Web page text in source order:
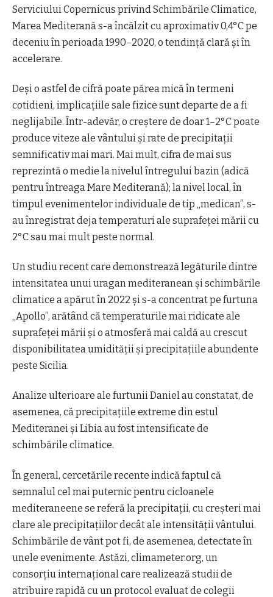
Serviciului Copernicus privind Schimbările Climatice,
Marea Mediterană s-a încălzit cu aproximativ 0,4°C pe
deceniu în perioada 1990–2020, o tendință clară și în
accelerare.
Deși o astfel de cifră poate părea mică în termeni
cotidieni, implicațiile sale fizice sunt departe de a fi
neglijabile. Într-adevăr, o creștere de doar 1–2°C poate
produce viteze ale vântului și rate de precipitații
semnificativ mai mari. Mai mult, cifra de mai sus
reprezintă o medie la nivelul întregului bazin (adică
pentru întreaga Mare Mediterană); la nivel local, în
timpul evenimentelor individuale de tip „medican”, s-
au înregistrat deja temperaturi ale suprafeței mării cu
2°C sau mai mult peste normal.
Un studiu recent care demonstrează legăturile dintre
intensitatea unui uragan mediteranean și schimbările
climatice a apărut în 2022 și s-a concentrat pe furtuna
„Apollo”, arătând că temperaturile mai ridicate ale
suprafeței mării și o atmosferă mai caldă au crescut
disponibilitatea umidității și precipitațiile abundente
peste Sicilia.
Analize ulterioare ale furtunii Daniel au constatat, de
asemenea, că precipitațiile extreme din estul
Mediteranei și Libia au fost intensificate de
schimbările climatice.
În general, cercetările recente indică faptul că
semnalul cel mai puternic pentru cicloanele
mediteraneene se referă la precipitații, cu creșteri mai
clare ale precipitațiilor decât ale intensității vântului.
Schimbările de vânt pot fi, de asemenea, detectate în
unele evenimente. Astăzi, climameter.org, un
consorțiu internațional care realizează studii de
atribuire rapidă cu un protocol evaluat de colegii